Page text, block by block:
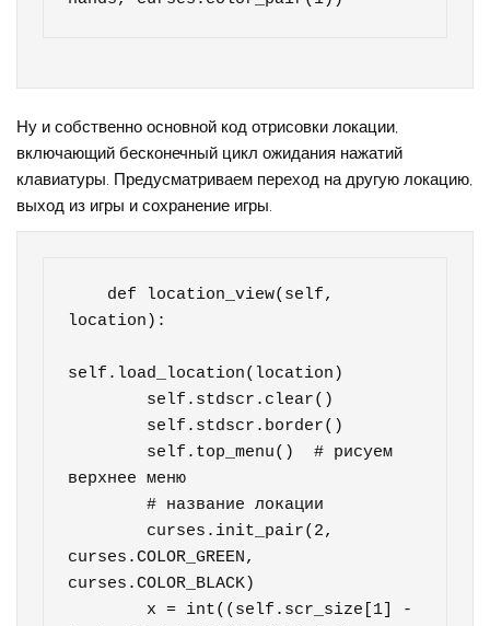
Ну и собственно основной код отрисовки локации,
включающий бесконечный цикл ожидания нажатий
клавиатуры. Предусматриваем переход на другую локацию,
выход из игры и сохранение игры.
location):
self.load_location(location)
верхнее меню
        # название локации
curses.COLOR_GREEN,
curses.COLOR_BLACK)